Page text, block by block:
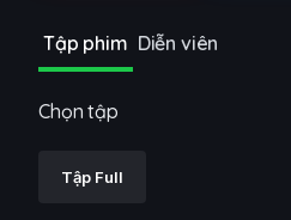
Tập phim Diễn viên
Chọn tập
Tập Full